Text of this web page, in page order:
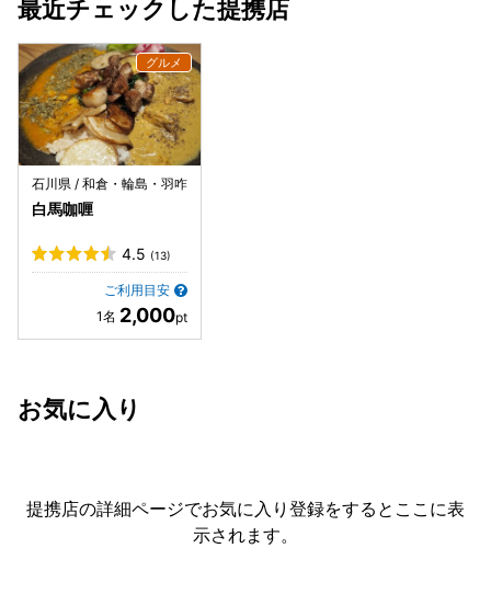
最近チェックした提携店
石川県 / 和倉・輪島・羽咋
白馬咖喱
4.5 (13)
ご利用目安
2,000
お気に入り
提携店の詳細ページでお気に入り登録をすると ここに表
示されます。